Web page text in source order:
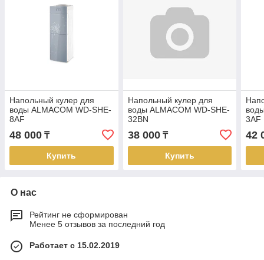
Напольный кулер для
воды ALMACOM WD-SHE-
8AF
48 000 ₸
Купить
Напольный кулер для
воды ALMACOM WD-SHE-
32BN
38 000₸
Купить
3AF
42
О нас
Рейтинг не сформирован
Менее 5 отзывов за последний год
Работает с 15.02.2019